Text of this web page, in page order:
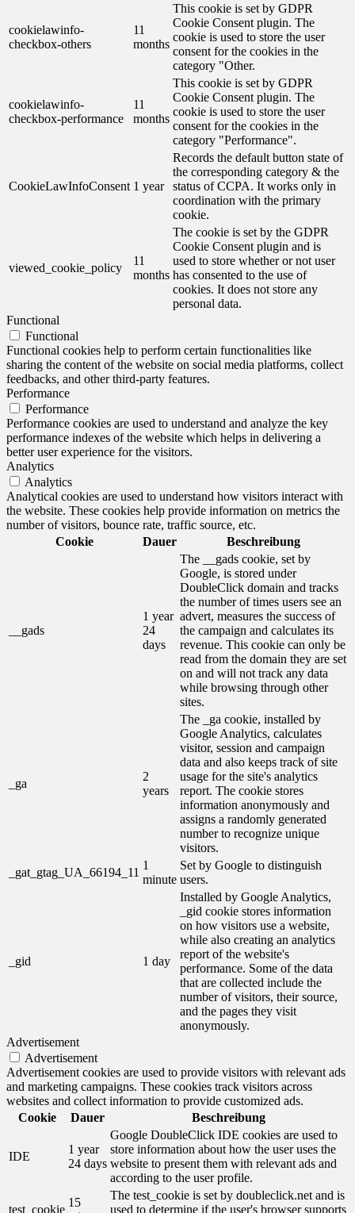
cookielawinfo-
checkbox-others
11
months
This cookie is set by GDPR
Cookie Consent plugin. The
cookie is used to store the user
consent for the cookies in the
category "Other.
cookielawinfo-
checkbox-performance
11
months
This cookie is set by GDPR
Cookie Consent plugin. The
cookie is used to store the user
consent for the cookies in the
category "Performance".
CookieLawInfoConsent 1 year
Records the default button state of
the corresponding category & the
status of CCPA. It works only in
coordination with the primary
cookie.
viewed_cookie_policy
11
months
The cookie is set by the GDPR
Cookie Consent plugin and is
used to store whether or not user
has consented to the use of
cookies. It does not store any
personal data.
Functional
Functional
Functional cookies help to perform certain functionalities like
sharing the content of the website on social media platforms, collect
feedbacks, and other third-party features.
Performance
Performance
Performance cookies are used to understand and analyze the key
performance indexes of the website which helps in delivering a
better user experience for the visitors.
Analytics
Analytics
Analytical cookies are used to understand how visitors interact with
the website. These cookies help provide information on metrics the
number of visitors, bounce rate, traffic source, etc.
Cookie
Dauer Beschreibung
__gads
1 year
24
days
The __gads cookie, set by
Google, is stored under
DoubleClick domain and tracks
the number of times users see an
advert, measures the success of
the campaign and calculates its
revenue. This cookie can only be
read from the domain they are set
on and will not track any data
while browsing through other
sites.
_ga
2
years
The _ga cookie, installed by
Google Analytics, calculates
visitor, session and campaign
data and also keeps track of site
usage for the site's analytics
report. The cookie stores
information anonymously and
assigns a randomly generated
number to recognize unique
visitors.
_gat_gtag_UA_66194_11
1
minute
Set by Google to distinguish
users.
_gid 1 day
Installed by Google Analytics,
_gid cookie stores information
on how visitors use a website,
while also creating an analytics
report of the website's
performance. Some of the data
that are collected include the
number of visitors, their source,
and the pages they visit
anonymously.
Advertisement
Advertisement
Advertisement cookies are used to provide visitors with relevant ads
and marketing campaigns. These cookies track visitors across
websites and collect information to provide customized ads.
Cookie
Dauer Beschreibung
IDE
1 year
24 days
Google DoubleClick IDE cookies are used to
store information about how the user uses the
website to present them with relevant ads and
according to the user profile.
test_cookie
15
The test_cookie is set by doubleclick.net and is
used to determine if the user's browser supports